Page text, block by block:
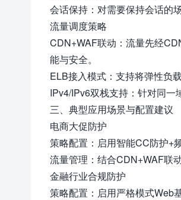
会话保持：对需要保持会话的
流量调度策略
CDN+WAF联动：流量先经
能与安全。
ELB接入模式：支持将弹性负
IPv4/IPv6双栈支持：针对同一
三、典型应用场景与配置建议
电商大促防护
策略配置：启用智能CC防护+
流量管理：结合CDN+WAF联
金融行业合规防护
策略配置：启用严格模式Web